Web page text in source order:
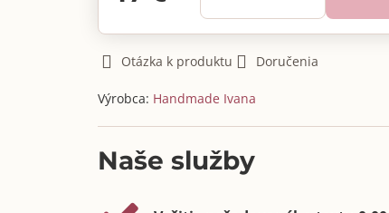
Otázka k produktu Doručenia
Výrobca: Handmade Ivana
Naše služby